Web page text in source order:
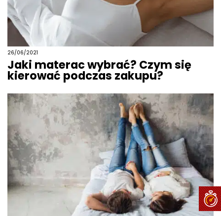
26/06/2021
Jaki materac wybrać? Czym się
kierować podczas zakupu?